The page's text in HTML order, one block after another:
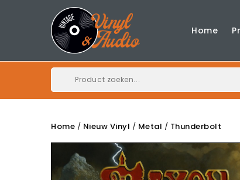
Home
Home Nieuw Vinyl Metal Thunderbolt